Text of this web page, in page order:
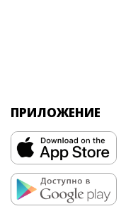
ПРИЛОЖЕНИЕ